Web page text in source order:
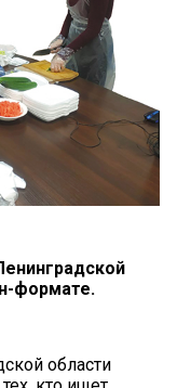
формате.
области